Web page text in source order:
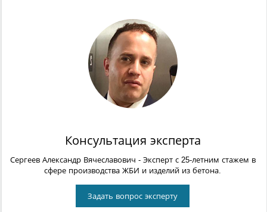
Консультация эксперта
Сергеев Александр Вячеславович - Эксперт с 25-летним стажем в
сфере производства ЖБИ и изделий из бетона.
Задать вопрос эксперту